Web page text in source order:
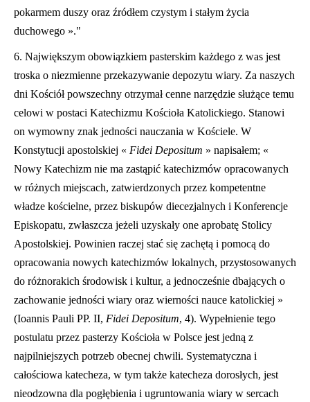
pokarmem duszy oraz źródłem czystym i stałym życia
duchowego »."
6. Największym obowiązkiem pasterskim każdego z was jest
troska o niezmienne przekazywanie depozytu wiary. Za naszych
dni Kościółpowszechny otrzymał cenne narzędzie służące temu
celowi w postaci Katechizmu Kościoła Katolickiego. Stanowi
on wymowny znak jedności nauczania w Kościele. W
Konstytucji apostolskiej « Fidei Depositum » napisałem; «
Nowy Katechizm nie ma zastąpić katechizmów opracowanych
w różnych miejscach, zatwierdzonych przez kompetentne
władze kościelne, przez biskupów diecezjalnych i Konferencje
Episkopatu, zwłaszcza jeżeli uzyskały one aprobatę Stolicy
Apostolskiej. Powinien raczej stać się zachętą i pomocą do
opracowania nowych katechizmów lokalnych, przystosowanych
do różnorakich środowisk i kultur, a jednocześnie dbających o
zachowanie jedności wiary oraz wierności nauce katolickiej »
(Ioannis Pauli PP. II, Fidei Depositum, 4). Wypełnienie tego
postulatu przez pasterzy Kościoła w Polsce jest jedną z
najpilniejszych potrzeb obecnej chwili. Systematyczna i
całościowa katecheza, w tym także katecheza dorosłych, jest
nieodzowna dla pogłębienia i ugruntowania wiary w sercach